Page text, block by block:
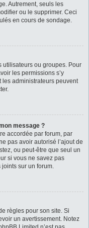
Autrement, seuls les
ou le supprimer. Ceci
en cours de sondage.
utilisateurs ou groupes. Pour
les permissions s’y
les administrateurs peuvent
message ?
accordée par forum, par
pas avoir autorisé l’ajout de
ou peut-être que seul un
si vous ne savez pas
sur un forum.
règles pour son site. Si
un avertissement. Notez